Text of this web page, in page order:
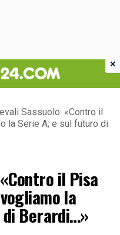
Sassuolo: «Contro il
la Serie A; e sul futuro di
il Pisa
la
Berardi…»
×